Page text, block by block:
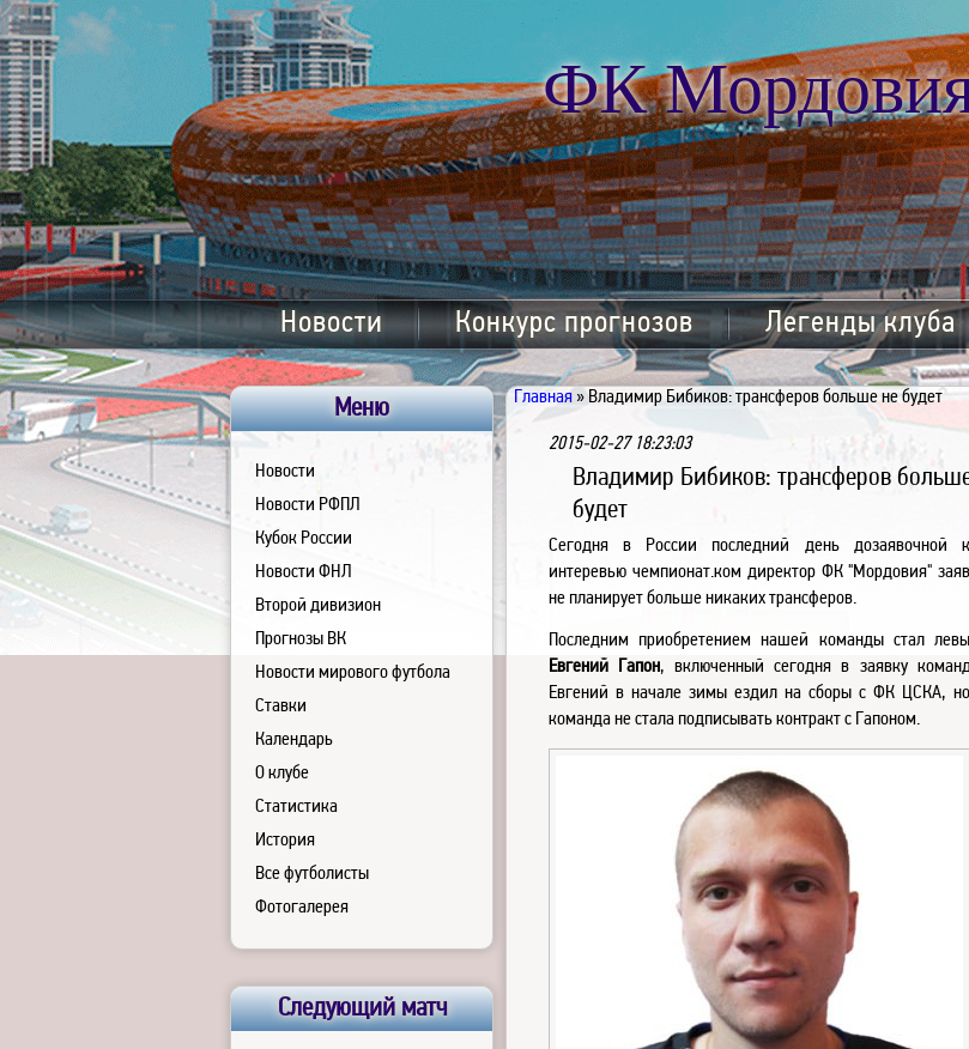
ФК
Новости Конкурс прогнозов Легенды клуба
Главная » Владимир Бибиков: трансферов больше не будет
2015-02-27 18:23:03
Владимир Бибиков: трансферов
будет
Сегодня в России последний день дозаявочной
интеревью чемпионат.ком директор ФК "Мордовия"
не планирует больше никаких трансферов.
Последним приобретением нашей команды стал
Евгений Гапон, включенный сегодня в заявку
Евгений в начале зимы ездил на сборы с ФК ЦСКА, но
команда не стала подписывать контракт с Гапоном.
Меню
Новости
Новости РФПЛ
Кубок России
Новости ФНЛ
Второй дивизион
Прогнозы ВК
Новости мирового футбола
Ставки
Календарь
О клубе
Статистика
История
Все футболисты
Фотогалерея
Следующий матч